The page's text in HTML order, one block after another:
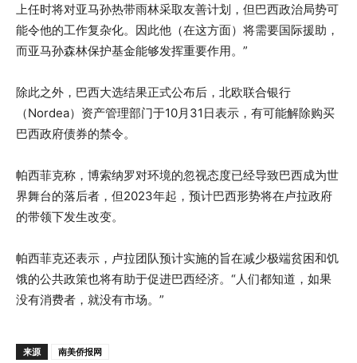
上任时将对亚马孙热带雨林采取友善计划，但巴西政治局势可
能令他的工作复杂化。因此他（在这方面）将需要国际援助，
而亚马孙森林保护基金能够发挥重要作用。”
除此之外，巴西大选结果正式公布后，北欧联合银行
（Nordea）资产管理部门于10月31日表示，有可能解除购买
巴西政府债券的禁令。
帕西菲克称，博索纳罗对环境的忽视态度已经导致巴西成为世
界舞台的落后者，但2023年起，预计巴西形势将在卢拉政府
的带领下发生改变。
帕西菲克还表示，卢拉团队预计实施的旨在减少极端贫困和饥
饿的公共政策也将有助于促进巴西经济。“人们都知道，如果
没有消费者，就没有市场。”
来源 南美侨报网